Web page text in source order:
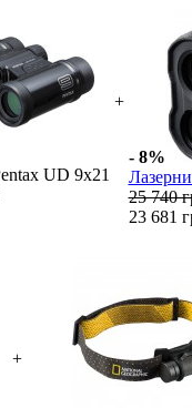
UD 9x21
+
- 8%
25 740
23 681
+